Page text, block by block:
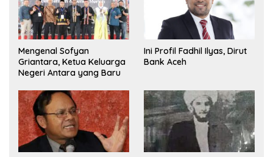
Mengenal Sofyan
Griantara, Ketua Keluarga
Negeri Antara yang Baru
Ini Profil Fadhil Ilyas, Dirut
Bank Aceh